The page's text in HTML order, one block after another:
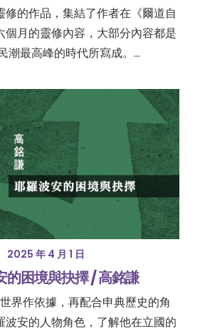
修的作品，集結了作者在《爾道自
個月的靈修內容，大部分內容都是
潮最高峰的時代所寫成。…
2025 年 4 月 1 日
的困境與抉擇 / 高銘謙
界作依據，再配合申典歷史的角
波安的人物角色，了解他在立國的